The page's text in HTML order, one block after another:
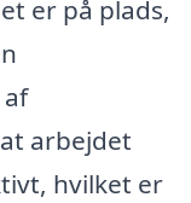
er på plads,
arbejdet
hvilket er